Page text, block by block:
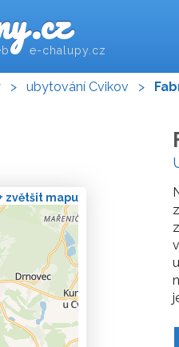
e-chalupy.cz
> ubytování Cvikov >
zvětšit mapu